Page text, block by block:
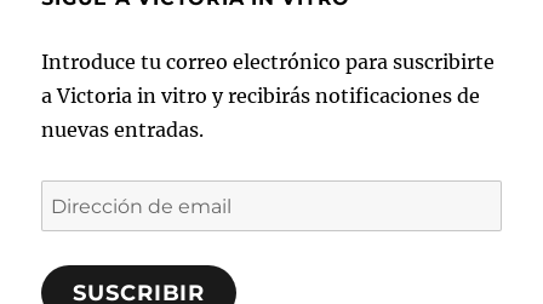
Introduce tu correo electrónico para suscribirte
a Victoria in vitro y recibirás notificaciones de
nuevas entradas.
Dirección
de
email
SUSCRIBIR